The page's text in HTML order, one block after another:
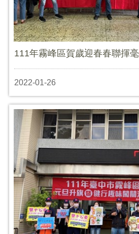
111年霧峰區賀歲迎春春聯揮毫
2022-01-26